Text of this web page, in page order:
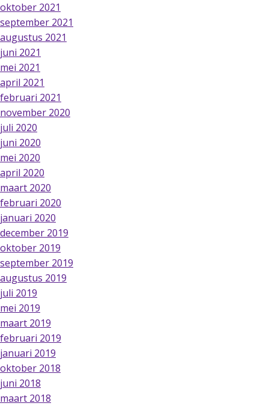
oktober 2021
september 2021
augustus 2021
juni 2021
mei 2021
april 2021
februari 2021
november 2020
juli 2020
juni 2020
mei 2020
april 2020
maart 2020
februari 2020
januari 2020
december 2019
oktober 2019
september 2019
augustus 2019
juli 2019
mei 2019
maart 2019
februari 2019
januari 2019
oktober 2018
juni 2018
maart 2018